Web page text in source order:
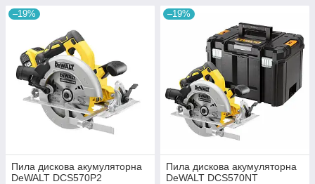
–19%
Пила дискова акумуляторна
DeWALT DCS570P2
–19%
Пила дискова акумуляторна
DeWALT DCS570NT